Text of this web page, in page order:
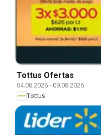
Tottus Ofertas
04.08.2026- 09.08.2026
Tottus